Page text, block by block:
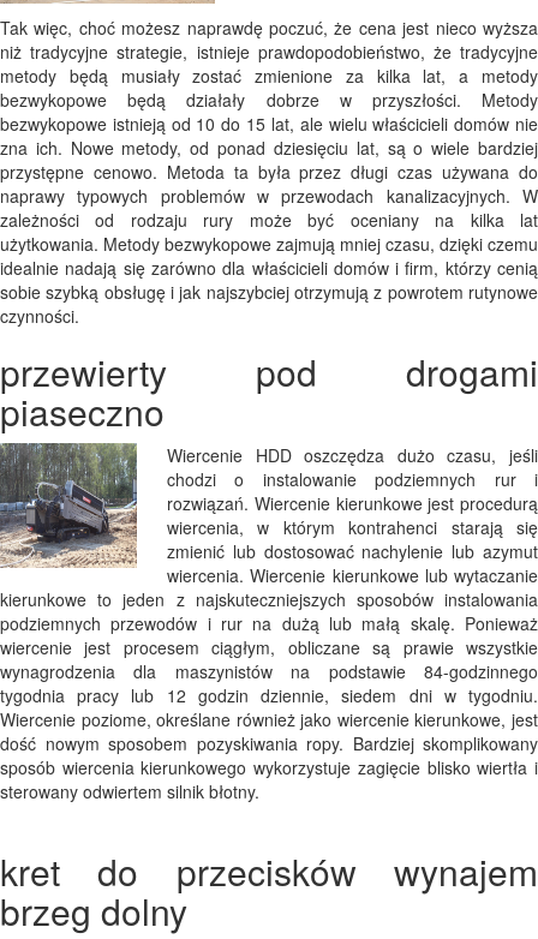
Tak więc, choć możesz naprawdę poczuć, że cena jest nieco wyższa
niż tradycyjne strategie, istnieje prawdopodobieństwo, że tradycyjne
metody będą musiały zostać zmienione za kilka lat, a metody
bezwykopowe będą działały dobrze w przyszłości. Metody
bezwykopowe istnieją od 10 do 15 lat, ale wielu właścicieli domów nie
zna ich. Nowe metody, od ponad dziesięciu lat, są o wiele bardziej
przystępne cenowo. Metoda ta była przez długi czas używana do
naprawy typowych problemów w przewodach kanalizacyjnych. W
zależności od rodzaju rury może być oceniany na kilka lat
użytkowania. Metody bezwykopowe zajmują mniej czasu, dzięki czemu
idealnie nadają się zarówno dla właścicieli domów i firm, którzy cenią
sobie szybką obsługę i jak najszybciej otrzymują z powrotem rutynowe
czynności.
przewierty pod drogami
piaseczno
Wiercenie HDD oszczędza dużo czasu, jeśli
chodzi o instalowanie podziemnych rur i
rozwiązań. Wiercenie kierunkowe jest procedurą
wiercenia, w którym kontrahenci starają się
zmienić lub dostosować nachylenie lub azymut
wiercenia. Wiercenie kierunkowe lub wytaczanie
kierunkowe to jeden z najskuteczniejszych sposobów instalowania
podziemnych przewodów i rur na dużą lub małą skalę. Ponieważ
wiercenie jest procesem ciągłym, obliczane są prawie wszystkie
wynagrodzenia dla maszynistów na podstawie 84-godzinnego
tygodnia pracy lub 12 godzin dziennie, siedem dni w tygodniu.
Wiercenie poziome, określane również jako wiercenie kierunkowe, jest
dość nowym sposobem pozyskiwania ropy. Bardziej skomplikowany
sposób wiercenia kierunkowego wykorzystuje zagięcie blisko wiertła i
sterowany odwiertem silnik błotny.
kret do przecisków wynajem
brzeg dolny